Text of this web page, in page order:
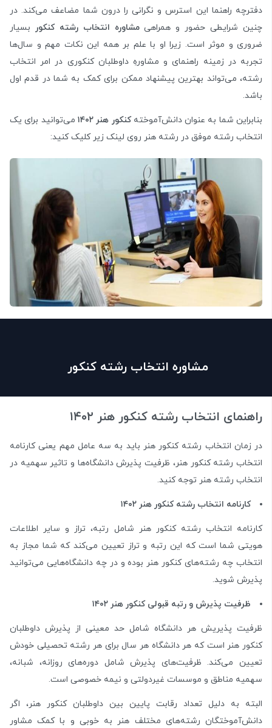
دفترچه راهنما این استرس و نگرانی را درون شما مضاعف می‌کند. در
چنین شرایطی حضور و همراهیمشاوره انتخاب رشته کنکور
بسیار
ضروری و موثر است. زیرا او با علم بر همه این نکات مهم و سال‌ها
تجربه در زمینه راهنمای و مشاورهِ داوطلبان کنکوری در امر انتخاب
رشته، می‌تواند بهترین پیشنهاد ممکن برای کمک به شما در قدم اول
باشد.
بنابراین شما به عنوان دانش‌آموختهکنکور هنر ۱۴۰۲
می‌توانید برای یک
انتخاب رشته موفق در رشته هنر روی لینک زیر کلیک کنید:
مشاوره انتخاب رشته کنکور
راهنمای انتخاب رشته کنکور هنر ۱۴۰۲
در زمان انتخاب رشته کنکور هنر باید به سه عامل مهم یعنی کارنامه
انتخاب رشته کنکور هنر، ظرفیت پذیرش دانشگاه‌ها و تاثیر سهمیه در
انتخاب رشته هنر توجه کنید.
کارنامه انتخاب رشته کنکور هنر ۱۴۰۲
کارنامه انتخاب رشته کنکور هنر شامل رتبه، تراز و سایر اطلاعات
هویتی شما است که این رتبه و تراز تعیین می‌کند که شما مجاز به
انتخاب چه رشته‌‌های کنکور هنر بوده و در چه دانشگاه‌هایی می‌توانید
پذیرش شوید.
ظرفیت پذیرش و رتبه قبولی کنکور هنر ۱۴۰۲
ظرفیت پذیریش هر دانشگاه شامل حد معینی از پذیرش داوطلبان
کنکور هنر است که هر دانشگاه هر سال برای هر رشته تحصیلی خودش
تعیین می‌کند. ظرفیت‌های پذیرش شامل دوره‌های روزانه، شبانه،
سهمیه مناطق و موسسات غیردولتی و نیمه خصوصی است.
البته به دلیل تعداد رقابت پایین بین داوطلبان کنکور هنر، اگر
دانش‌آموختگان رشته‌های مختلف هنر به خوبی و با کمک مشاور